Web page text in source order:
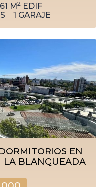
61 M2 EDIF
1 GARAJE
EN
LA BLANQUEADA